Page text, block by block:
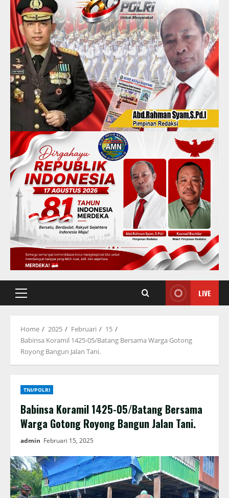
Primary
LIVE
Home 2025 Februari
15
Babinsa Koramil 1425-05/Batang Bersama Warga Gotong
Royong Bangun Jalan Tani.
TNI/POLRI
Babinsa Koramil 1425-05/Batang Bersama
Warga Gotong Royong Bangun Jalan Tani.
admin Februari 15, 2025